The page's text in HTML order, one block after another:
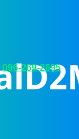
096-269-2695